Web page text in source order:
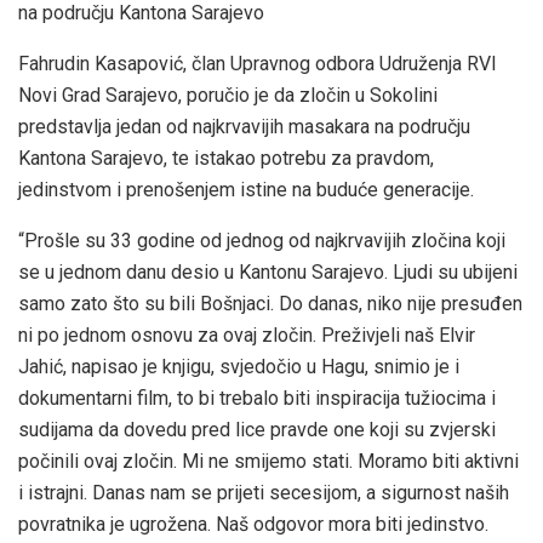
na području Kantona Sarajevo
Fahrudin Kasapović, član Upravnog odbora Udruženja RVI
Novi Grad Sarajevo, poručio je da zločin u Sokolini
predstavlja jedan od najkrvavijih masakara na području
Kantona Sarajevo, te istakao potrebu za pravdom,
jedinstvom i prenošenjem istine na buduće generacije.
“Prošle su 33 godine od jednog od najkrvavijih zločina koji
se u jednom danu desio u Kantonu Sarajevo. Ljudi su ubijeni
samo zato što su bili Bošnjaci. Do danas, niko nije presuđen
ni po jednom osnovu za ovaj zločin. Preživjeli naš Elvir
Jahić, napisao je knjigu, svjedočio u Hagu, snimio je i
dokumentarni film, to bi trebalo biti inspiracija tužiocima i
sudijama da dovedu pred lice pravde one koji su zvjerski
počinili ovaj zločin. Mi ne smijemo stati. Moramo biti aktivni
i istrajni. Danas nam se prijeti secesijom, a sigurnost naših
povratnika je ugrožena. Naš odgovor mora biti jedinstvo.